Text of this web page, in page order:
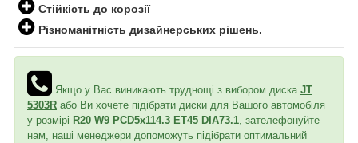
Стійкість до корозії
Різноманітність дизайнерських рішень.
Якщо у Вас виникають труднощі з вибором диска JT
5303R або Ви хочете підібрати диски для Вашого автомобіля
у розмірі R20 W9 PCD5x114.3 ET45 DIA73.1 , зателефонуйте
нам, наші менеджери допоможуть підібрати оптимальний